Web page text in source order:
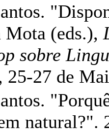
Mota (eds.),
sobre
25-27 de
natural?".